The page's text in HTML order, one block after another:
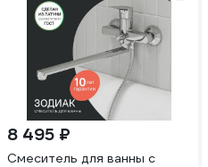
8 495 ₽
Смеситель для ванны с